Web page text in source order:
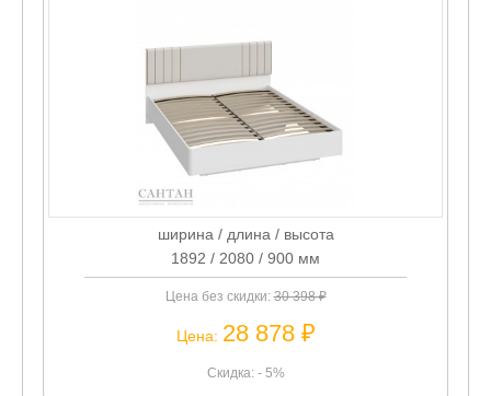
ширина / длина / высота
1892 / 2080 / 900 мм
Цена без скидки:30 398 ₽
Цена: 28 878 ₽
Скидка: - 5%